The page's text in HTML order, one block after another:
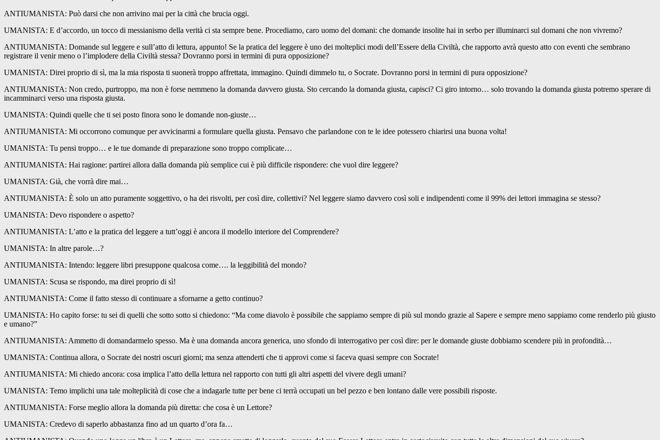
ANTIUMANISTA: Può darsi che non arrivino mai per la città che brucia oggi.
UMANISTA: E d’accordo, un tocco di messianismo della verità ci sta sempre bene. Procediamo, caro uomo del domani: che domande insolite hai in serbo per illuminarci sul domani che non vivremo?
ANTIUMANISTA: Domande sul leggere e sull’atto di lettura, appunto! Se la pratica del leggere è uno dei molteplici modi dell’Essere della Civiltà, che rapporto avrà questo atto con eventi che sembrano
registrare il venir meno o l’implodere della Civiltà stessa? Dovranno porsi in termini di pura opposizione?
UMANISTA: Direi proprio di sì, ma la mia risposta ti suonerà troppo affrettata, immagino. Quindi dimmelo tu, o Socrate. Dovranno porsi in termini di pura opposizione?
ANTIUMANISTA: Non credo, purtroppo, ma non è forse nemmeno la domanda davvero giusta. Sto cercando la domanda giusta, capisci? Ci giro intorno… solo trovando la domanda giusta potremo sperare di
incamminarci verso una risposta giusta.
UMANISTA: Quindi quelle che ti sei posto finora sono le domande non-giuste…
ANTIUMANISTA: Mi occorrono comunque per avvicinarmi a formulare quella giusta. Pensavo che parlandone con te le idee potessero chiarirsi una buona volta!
UMANISTA: Tu pensi troppo… e le tue domande di preparazione sono troppo complicate…
ANTIUMANISTA: Hai ragione: partirei allora dalla domanda più semplice cui è più difficile rispondere: che vuol dire leggere?
UMANISTA: Già, che vorrà dire mai…
ANTIUMANISTA: È solo un atto puramente soggettivo, o ha dei risvolti, per così dire, collettivi? Nel leggere siamo davvero così soli e indipendenti come il 99% dei lettori immagina se stesso?
UMANISTA: Devo rispondere o aspetto?
ANTIUMANISTA: L’atto e la pratica del leggere a tutt’oggi è ancora il modello interiore del Comprendere?
UMANISTA: In altre parole…?
ANTIUMANISTA: Intendo: leggere libri presuppone qualcosa come…. la leggibilità del mondo?
UMANISTA: Scusa se rispondo, ma direi proprio di sì!
ANTIUMANISTA: Come il fatto stesso di continuare a sfornarne a getto continuo?
UMANISTA: Ho capito forse: tu sei di quelli che sotto sotto si chiedono: “Ma come diavolo è possibile che sappiamo sempre di più sul mondo grazie al Sapere e sempre meno sappiamo come renderlo più giusto
e umano?”
ANTIUMANISTA: Ammetto di domandarmelo spesso. Ma è una domanda ancora generica, uno sfondo di interrogativo per così dire: per le domande giuste dobbiamo scendere più in profondità…
UMANISTA: Continua allora, o Socrate dei nostri oscuri giorni; ma senza attenderti che ti approvi come si faceva quasi sempre con Socrate!
ANTIUMANISTA: Mi chiedo ancora: cosa implica l’atto della lettura nel rapporto con tutti gli altri aspetti del vivere degli umani?
UMANISTA: Temo implichi una tale molteplicità di cose che a indagarle tutte per bene ci terrà occupati un bel pezzo e ben lontano dalle vere possibili risposte.
ANTIUMANISTA: Forse meglio allora la domanda più diretta: che cosa è un Lettore?
UMANISTA: Credevo di saperlo abbastanza fino ad un quarto d’ora fa…